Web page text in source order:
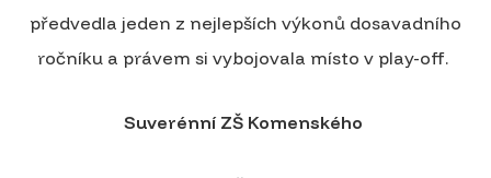
předvedla jeden z nejlepších výkonů dosavadního
ročníku a právem si vybojovala místo v play-off.
Suverénní ZŠ Komenského